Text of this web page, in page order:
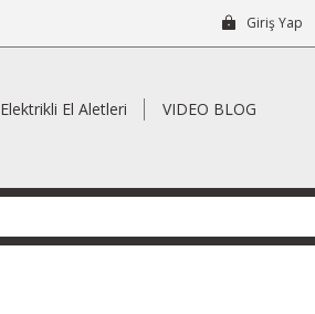
Giriş Yap
Elektrikli El Aletleri VIDEO BLOG